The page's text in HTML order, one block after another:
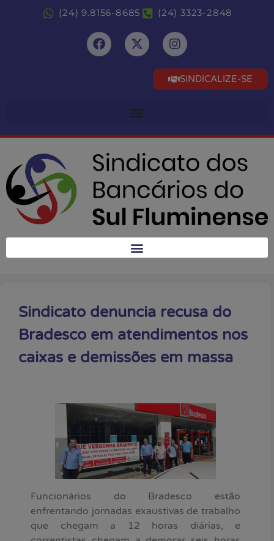
(24) 9.8156-8685 (24) 3323-2848
SINDICALIZE-SE
Sindicato denuncia recusa do
Bradesco em atendimentos nos
caixas e demissões em massa
Funcionários do Bradesco estão
enfrentando jornadas exaustivas de trabalho
que chegam a 12 horas diárias, e